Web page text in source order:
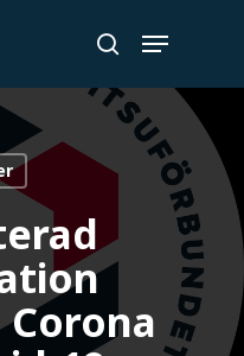
search
Menu
Menu